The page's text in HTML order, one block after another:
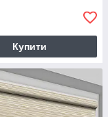
Купити